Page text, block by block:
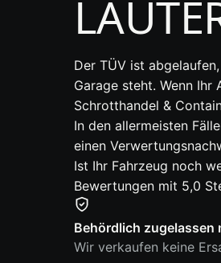
Der TÜV ist
Garage steht. Wenn
Schrotthandel &
In den allermeisten
einen
Ist Ihr Fahrzeug noch
Bewertungen mit 5,0
Behördlich zugelassen
Wir verkaufen keine